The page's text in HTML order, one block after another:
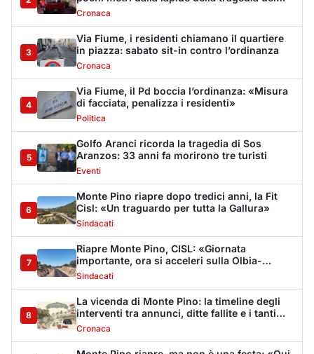
6
Sindacati
7
Riapre Monte Pino, CISL: «Giornata
importante, ora si acceleri sulla Olbia-
Arzachena-Palau»
Sindacati
8
La vicenda di Monte Pino: la timeline degli
interventi tra annunci, ditte fallite e i tanti
stop
Cronaca
9
Monte Pino riapre, ma non è una festa: «Qui
sono morte tre persone»
Eventi
10
Sabbia e oltre un chilo di caviale in valigia:
sequestri all’aeroporto di Olbia
Cronaca